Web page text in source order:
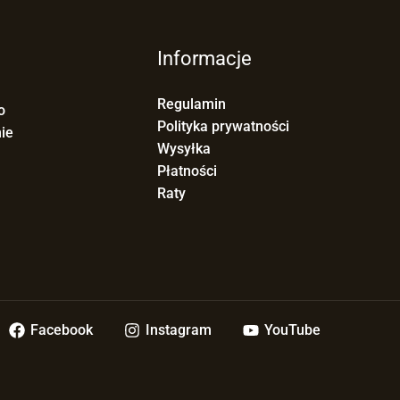
Informacje
Regulamin
Polityka prywatności
Wysyłka
Płatności
Raty
Facebook Instagram YouTube